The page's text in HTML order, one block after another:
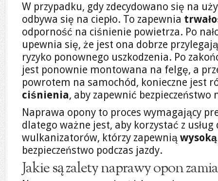
W przypadku, gdy zdecydowano się na
odbywa się na ciepło. To zapewnia
odporność na ciśnienie powietrza. Po
upewnia się, że jest ona dobrze
ryzyko ponownego uszkodzenia. Po
jest ponownie montowana na felgę, a
powrotem na samochód, konieczne jest
ciśnienia, aby zapewnić bezpieczeństwo
Naprawa opony to proces wymagający
dlatego ważne jest, aby korzystać z usług
wulkanizatorów, którzy zapewnią
bezpieczeństwo podczas jazdy.
Jakie są zalety naprawy opon